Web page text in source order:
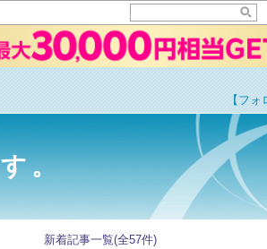
【フォ
。
新着記事一覧(全57件)